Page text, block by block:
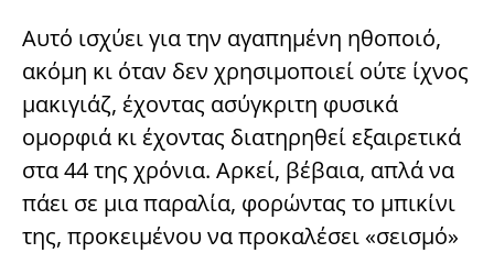
Αυτό ισχύει για την αγαπημένη ηθοποιό,
ακόμη κι όταν δεν χρησιμοποιεί ούτε ίχνος
μακιγιάζ, έχοντας ασύγκριτη φυσικά
ομορφιά κι έχοντας διατηρηθεί εξαιρετικά
στα 44 της χρόνια. Αρκεί, βέβαια, απλά να
πάει σε μια παραλία, φορώντας το μπικίνι
της, προκειμένου να προκαλέσει «σεισμό»